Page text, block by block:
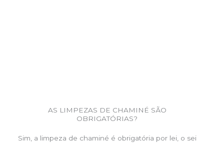
AS LIMPEZAS DE CHAMINÉ SÃO
OBRIGATÓRIAS?
Sim, a limpeza de chaminé é obrigatória por lei, o sei